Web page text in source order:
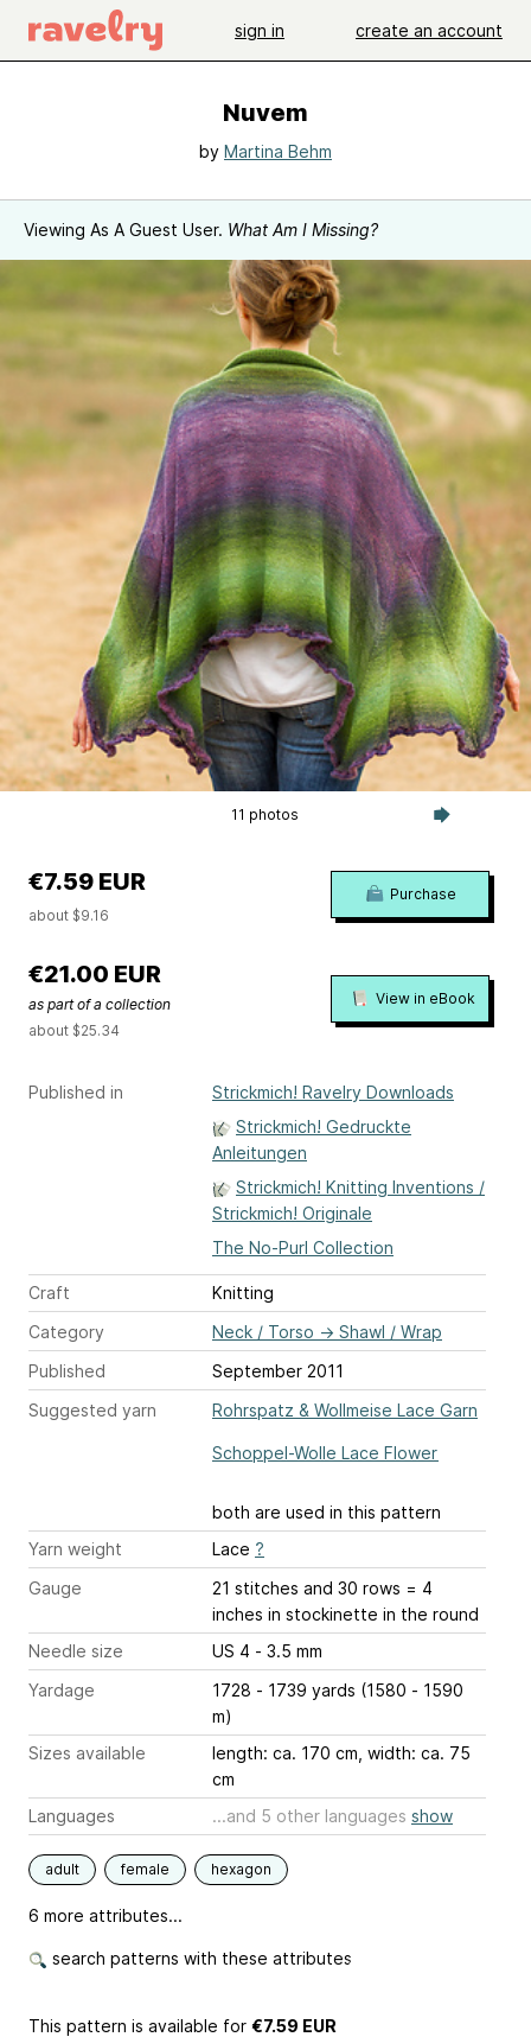
sign in create an account
Nuvem
by Martina Behm
Viewing As A Guest User. What Am I Missing?
11 photos
Published in
Strickmich! Ravelry Downloads
Strickmich! Gedruckte
Anleitungen
Strickmich! Knitting Inventions /
Strickmich! Originale
The No-Purl Collection
Craft
Knitting
Category
Neck / Torso → Shawl / Wrap
Published
September 2011
Suggested yarn
Rohrspatz & Wollmeise Lace Garn
Schoppel-Wolle Lace Flower
both are used in this pattern
Yarn weight
Lace ?
Gauge
21 stitches and 30 rows = 4
inches in stockinette in the round
Needle size
US 4 - 3.5 mm
Yardage
1728 - 1739 yards (1580 - 1590
m)
Sizes available
length: ca. 170 cm, width: ca. 75
cm
Languages
...and 5 other languages show
adult female hexagon
6 more attributes...
search patterns with these attributes
€7.59 EUR
about $9.16
Purchase
€21.00 EUR
as part of a collection
about $25.34
View in eBook
This pattern is available for €7.59 EUR